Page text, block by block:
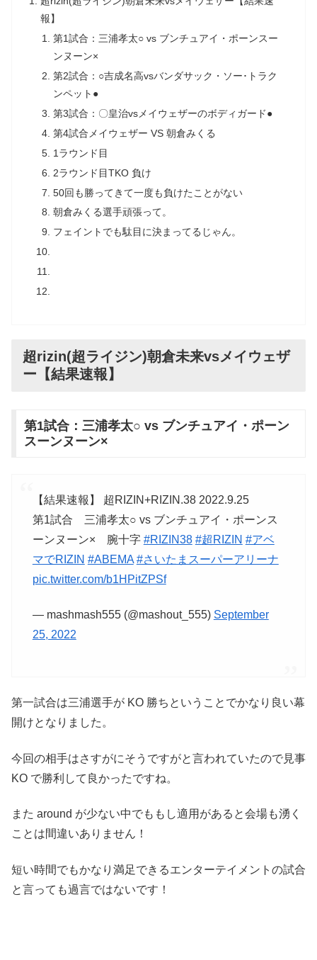
報】
第1試合：三浦孝太○ vs ブンチュアイ・ポーンスー
ンヌーン×
第2試合：○吉成名高vsバンダサック・ソー･トラク
ンペット●
第3試合：〇皇治vsメイウェザーのボディガード●
第4試合メイウェザー VS 朝倉みくる
1ラウンド目
2ラウンド目TKO 負け
50回も勝ってきて一度も負けたことがない
朝倉みくる選手頑張って。
フェイントでも駄目に決まってるじゃん。
超rizin(超ライジン)朝倉未来vsメイウェザ
ー【結果速報】
第1試合：三浦孝太○ vs ブンチュアイ・ポーン
スーンヌーン×
【結果速報】 超RIZIN+RIZIN.38 2022.9.25
第1試合 三浦孝太○ vs ブンチュアイ・ポーンス
ーンヌーン× 腕十字 #RIZIN38 #超RIZIN #アベ
マでRIZIN #ABEMA #さいたまスーパーアリーナ
pic.twitter.com/b1HPitZPSf
— mashmash555 (@mashout_555) September
25, 2022
第一試合は三浦選手が KO 勝ちということでかなり良い幕
開けとなりました。
今回の相手はさすがにそうですがと言われていたので見事
KO で勝利して良かったですね。
また around が少ない中でももし適用があると会場も湧く
ことは間違いありません！
短い時間でもかなり満足できるエンターテイメントの試合
と言っても過言ではないです！